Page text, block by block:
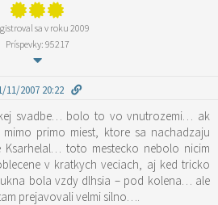
sa v roku 2009
Príspevky: 95217
11/2007 20:22
svadbe… bolo to vo vnutrozemi… ak
primo miest, ktore sa nachadzaju
toto mestecko nebolo nicim
v kratkych veciach, aj ked tricko
bola vzdy dlhsia – pod kolena… ale
prejavovali velmi silno….